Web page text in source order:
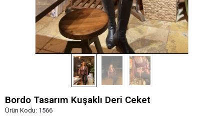
Bordo Tasarım Kuşaklı Deri Ceket
Ürün Kodu: 1566